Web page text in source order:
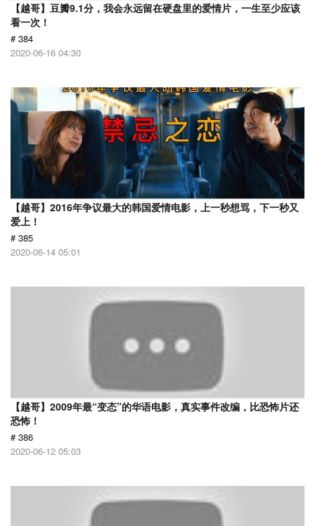
【越哥】豆瓣9.1分，我会永远留在硬盘里的爱情片，一生至少应该
看一次！
# 384
2020-06-16 04:30
【越哥】2016年争议最大的韩国爱情电影，上一秒想骂，下一秒又
爱上！
# 385
2020-06-14 05:01
【越哥】2009年最“变态”的华语电影，真实事件改编，比恐怖片还
恐怖！
# 386
2020-06-12 05:03